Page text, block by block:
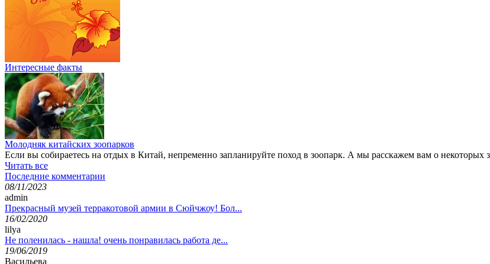
Интересные факты
Молодняк китайских зоопарков
Если вы собираетесь на отдых в Китай, непременно запланируйте поход в зоопарк. А мы расскажем вам о некоторых
Читать все
Последние комментарии
08/11/2023
admin
Прекрасный музей терракотовой армии в Сюйчжоу! Бол...
16/02/2020
lilya
Не поленилась - нашла! очень понравилась работа де...
19/06/2019
Васильева